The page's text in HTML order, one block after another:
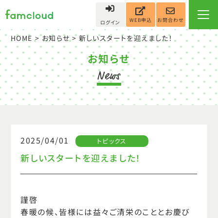
ログイン WEB申込 お問合わせ
HOME >お知らせ> 新しいスタートを迎えました！
お知らせ
2025/04/01 トピックス
新しいスタートを迎えました！
謹啓
春暖の候、皆様には益々ご清栄のこととお慶び